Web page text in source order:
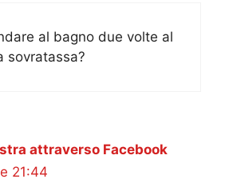
al bagno due volte al
sovratassa?
attraverso Facebook
21:44